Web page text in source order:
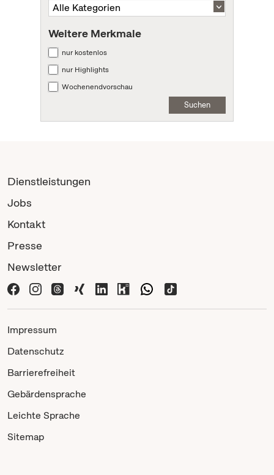
Weitere Merkmale
nur kostenlos
nur Highlights
Wochenendvorschau
Suchen
Dienstleistungen
Jobs
Kontakt
Presse
Newsletter
Impressum
Datenschutz
Barrierefreiheit
Gebärdensprache
Leichte Sprache
Sitemap